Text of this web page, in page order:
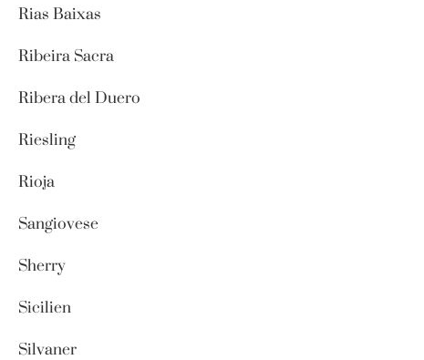
Rias Baixas
Ribeira Sacra
Ribera del Duero
Riesling
Rioja
Sangiovese
Sherry
Sicilien
Silvaner